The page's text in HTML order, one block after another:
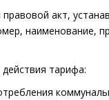
акт,
наименование,
тарифа: